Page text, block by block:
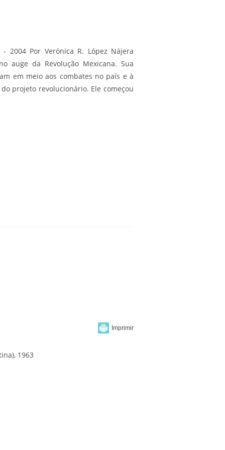
2004 Por Verónica R. López Nájera
auge da Revolução Mexicana. Sua
em meio aos combates no país e à
projeto revolucionário. Ele começou
1963